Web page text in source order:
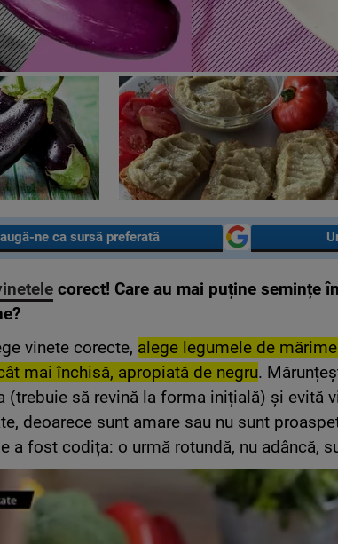
ne ca sursă preferată
corect! Care au mai puține semințeî
vinete corecte, alege legumele de
mai închisă, apropiată de negru.
(trebuie să revină la forma inițială) și evită
deoarece sunt amare sau nu sunt
a fost codița: o urmă rotundă, nu adâncă,